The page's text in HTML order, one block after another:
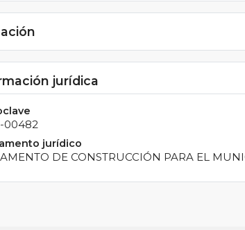
jurídica
00482
jurídico
DE CONSTRUCCIÓN PARA EL